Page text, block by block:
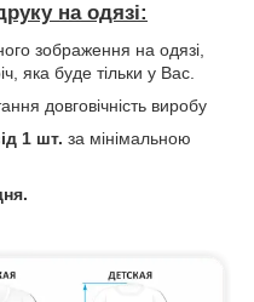
на одязі:
зображення на одязі,
яка буде тільки у Вас.
довговічність виробу
1 шт. за мінімальною